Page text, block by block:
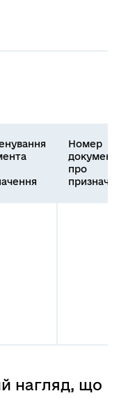
Номер
про
нагляд, що